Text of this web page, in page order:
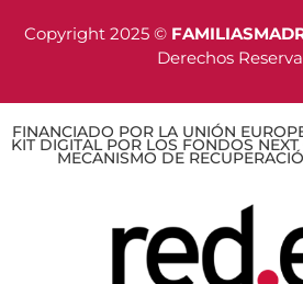
Copyright 2025 ©
Derechos
FINANCIADO POR LA UNIÓN
KIT DIGITAL POR LOS FONDOS
MECANISMO DE